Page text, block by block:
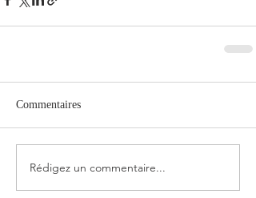
Commentaires
Rédigez un commentaire...